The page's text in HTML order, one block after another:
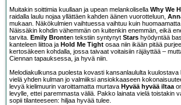
Muitakin soittimia kuullaan ja upean melankolisella Why We
raidalla laulu nojaa yllättäen kahden äänen vuorotteluun,
mukaan. Näkökulmien vaihtuessa vaihtuu kuin
Näissäkin kohdin vähemmän on kuitenkin enemmän, eikä
tarvita. Emily Bronten tekstiin syntynyt Stars hyödyntää
kanteleen liittoa ja Hold Me Tight osaa niin ikään pitää
kertosäkeen kohdalla, jossa taivaat voitaisiin räjäyttää –
Ciennan tapauksessa, ja hyvä niin.
Melodiakulkunsa puolesta kovasti kansanlaululta kuulostava
vielä yhden kulman jo valmiiksi ansiokkaaseen
levyä kielimuurin varoittamatta murtava Hyvää hyvää iltaa
levylle, ettei paremmasta väliä. Pakko lainata vielä toistakin
sopii tilanteeseen: hiljaa hyvää tulee.